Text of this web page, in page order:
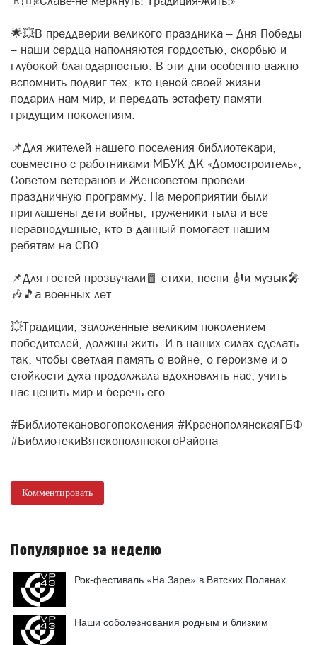
🌟💥В преддверии великого праздника – Дня Победы
– наши сердца наполняются гордостью, скорбью и
глубокой благодарностью. В эти дни особенно важно
вспомнить подвиг тех, кто ценой своей жизни
подарил нам мир, и передать эстафету памяти
грядущим поколениям.
📌Для жителей нашего поселения библиотекари,
совместно с работниками МБУК ДК «Домостроитель»,
Советом ветеранов и Женсоветом провели
праздничную программу. На мероприятии были
приглашены дети войны, труженики тыла и все
неравнодушные, кто в данный помогает нашим
ребятам на СВО.
📌Для гостей прозвучали🧧 стихи, песни 🎻и музык🎤
🎶🎵а военных лет.
💥Традиции, заложенные великим поколением
победителей, должны жить. И в наших силах сделать
так, чтобы светлая память о войне, о героизме и о
стойкости духа продолжала вдохновлять нас, учить
нас ценить мир и беречь его.
#Библиотекановогопоколения #КраснополянскаяГБФ
#БиблиотекиВятскополянскогоРайона
Комментировать
Популярное за неделю
Рок-фестиваль «На Заре» в Вятских Полянах
Наши соболезнования родным и близким